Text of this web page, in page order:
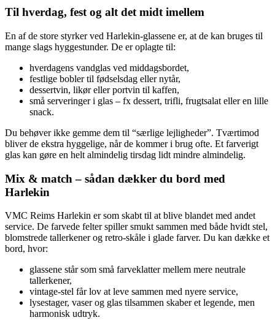
Til hverdag, fest og alt det midt imellem
En af de store styrker ved Harlekin-glassene er, at de kan bruges til
mange slags hyggestunder. De er oplagte til:
hverdagens vandglas ved middagsbordet,
festlige bobler til fødselsdag eller nytår,
dessertvin, likør eller portvin til kaffen,
små serveringer i glas – fx dessert, trifli, frugtsalat eller en lille
snack.
Du behøver ikke gemme dem til “særlige lejligheder”. Tværtimod
bliver de ekstra hyggelige, når de kommer i brug ofte. Et farverigt
glas kan gøre en helt almindelig tirsdag lidt mindre almindelig.
Mix & match – sådan dækker du bord med
Harlekin
VMC Reims Harlekin er som skabt til at blive blandet med andet
service. De farvede felter spiller smukt sammen med både hvidt stel,
blomstrede tallerkener og retro-skåle i glade farver. Du kan dække et
bord, hvor:
glassene står som små farveklatter mellem mere neutrale
tallerkener,
vintage-stel får lov at leve sammen med nyere service,
lysestager, vaser og glas tilsammen skaber et legende, men
harmonisk udtryk.